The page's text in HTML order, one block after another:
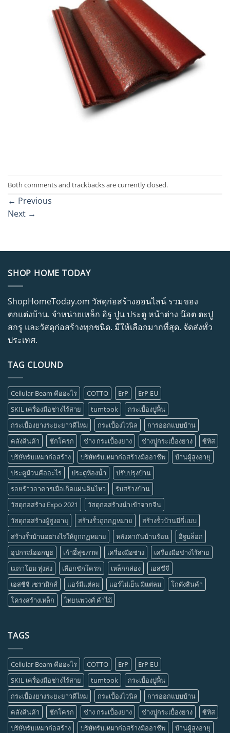
Both comments and trackbacks are currently closed.
← Previous
Next →
SHOP HOME TODAY
ShopHomeToday.om วัสดุก่อสร้างออนไลน์ รวมของ
ตกแต่งบ้าน. จำหน่ายเหล็ก อิฐ ปูน ประตู หน้าต่าง น๊อต ตะปู
สกรู และวัสดุก่อสร้างทุกชนิด. มีให้เลือกมากที่สุด. จัดส่งทั่ว
ประเทศ.
TAG CLOUND
Cellular Beam คืออะไร COTTO ErP
ErP EU
SKIL เครื่องมือช่างไร้สาย
tumtook
กระเบื้องปูพื้น
กระเบื้องยางระยะยาวดีไหม
กระเบื้องไวนิล
การออกแบบบ้าน
คลังสินค้า
ชักโครก ช่าง กระเบื้องยาง ช่างปููกระเบื้องยาง
ซีทิส
บริษัทรับเหมาก่อสร้าง
บริษัทรับเหมาก่อสร้างมืออาชีพ
บ้านผู้สูงอายุ
ประตูม้วนคืออะไร
ประตูห้องน้ำ
ปรับปรุงบ้าน
รอยร้าวอาคารเมื่อเกิดแผ่นดินไหว
รับสร้างบ้าน
วัสดุก่อสร้าง Expo 2021
วัสดุก่อสร้างนำเข้าจากจีน
วัสดุก่อสร้างผู้สูงอายุ
สร้างรั้วถูกกฏหมาย
สร้างรั้วบ้านมีกี่แบบ
สร้างรั้วบ้านอย่างไรให้ถูกกฏหมาย
หลังคากันบ้านร้อน
อิฐบล็อก
อุปกรณ์ออกบูธ
เก้าอี้สุขภาพ เครื่องมือช่าง
เครื่องมือช่างไร้สาย
เมกาโฮม ทุ่งสง
เลือกชักโครก เหล็กกล่อง
เอสซีจี
เอสซีจี เซรามิกส์
แอร์มีแต่ลม แอร์ไม่เย็น มีแต่ลม
โกดังสินค้า
โครงสร้างเหล็ก
ไทยนพวงศ์ ค้าไม้
TAGS
Cellular Beam คืออะไร COTTO ErP
ErP EU
SKIL เครื่องมือช่างไร้สาย
tumtook
กระเบื้องปูพื้น
กระเบื้องยางระยะยาวดีไหม
กระเบื้องไวนิล
การออกแบบบ้าน
คลังสินค้า
ชักโครก ช่าง กระเบื้องยาง ช่างปููกระเบื้องยาง
ซีทิส
บริษัทรับเหมาก่อสร้าง
บริษัทรับเหมาก่อสร้างมืออาชีพ บ้านผู้สูงอายุ